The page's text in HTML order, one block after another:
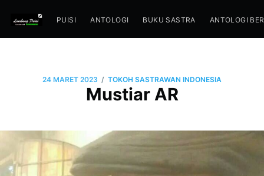
PUISI ANTOLOGI BUKU SASTRA ANTOLOGI
24 MARET 2023 / TOKOH SASTRAWAN INDONESIA
Mustiar AR